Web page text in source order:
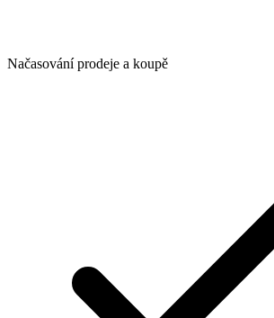
Načasování prodeje a koupě